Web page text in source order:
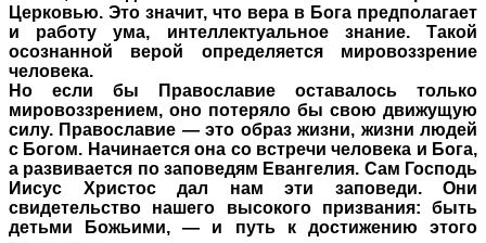
Церковью. Это значит, что вера в Бога предполагает
и работу ума, интеллектуальное знание. Такой
осознанной верой определяется мировоззрение
человека.
Но если бы Православие оставалось только
мировоззрением, оно потеряло бы свою движущую
силу. Православие — это образ жизни, жизни людей
с Богом. Начинается она со встречи человека и Бога,
а развивается по заповедям Евангелия. Сам Господь
Иисус Христос дал нам эти заповеди. Они
свидетельство нашего высокого призвания: быть
детьми Божьими, — и путь к достижению этого